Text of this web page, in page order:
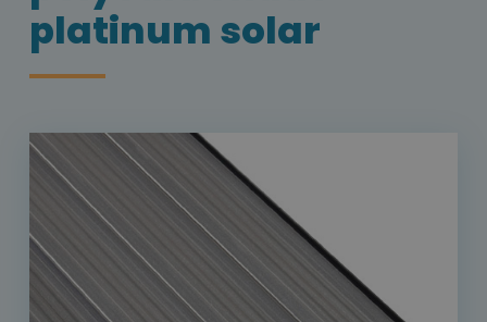
platinum solar